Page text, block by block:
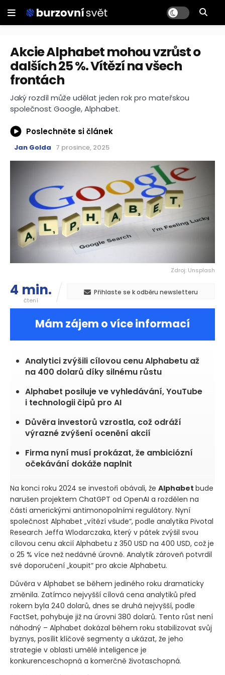
Akcie Alphabet mohou vzrůst o
dalších 25 %. Vítězí na všech
frontách
Jaký rozdíl může udělat jeden rok pro mateřskou
společnost Google, Alphabet.
Poslechněte si článek
Jan Golda 7 prosince, 2025
Zdroj: Unsplash
4 min.
čtení
Přihlaste se k odběru newsletteru
Mám zájem o více informací
Analytici zvýšili cílovou cenu Alphabetu až
na 400 dolarů díky silnému růstu
Alphabet posiluje ve vyhledávání, YouTube
i technologii čipů pro AI
Důvěra investorů vzrostla, což odráží
výrazné zvýšení ocenění akcií
Firma nyní musí prokázat, že ambiciózní
očekávání dokáže naplnit
Na konci roku 2024 se investoři obávali, že Alphabet bude
narušen projektem ChatGPT od OpenAI a rozdělen na
části americkými antimonopolními regulátory. Nyní
společnost Alphabet „vítězí všude“, podle analytika Pivotal
Research Jeffa Wlodarczaka, který v pátek zvýšil svou
cílovou cenu akcií Alphabetu z 350 USD na 400 USD, což je
o 25 % více než nedávné úrovně. Analytik zároveň potvrdil
své doporučení „koupit“ pro akcie Alphabetu.
Důvěra v Alphabet se během jediného roku dramaticky
změnila. Zatímco nejvyšší cílová cena analytiků před
rokem byla 240 dolarů, dnes se druhá nejvyšší, podle
FactSet, pohybuje již na úrovni 380 dolarů. Tento růst není
náhodný – Alphabet dokázal během roku stabilizovat svůj
byznys, posílit klíčové segmenty a ukázat, že jeho
strategie v oblasti umělé inteligence je
konkurenceschopná a komerčně životaschopná.